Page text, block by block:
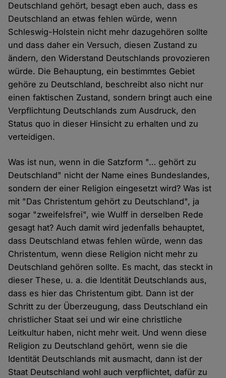
Deutschland gehört, besagt eben auch, dass es
Deutschland an etwas fehlen würde, wenn
Schleswig-Holstein nicht mehr dazugehören sollte
und dass daher ein Versuch, diesen Zustand zu
ändern, den Widerstand Deutschlands provozieren
würde. Die Behauptung, ein bestimmtes Gebiet
gehöre zu Deutschland, beschreibt also nicht nur
einen faktischen Zustand, sondern bringt auch eine
Verpflichtung Deutschlands zum Ausdruck, den
Status quo in dieser Hinsicht zu erhalten und zu
verteidigen.
Was ist nun, wenn in die Satzform "… gehört zu
Deutschland" nicht der Name eines Bundeslandes,
sondern der einer Religion eingesetzt wird? Was ist
mit "Das Christentum gehört zu Deutschland", ja
sogar "zweifelsfrei", wie Wulff in derselben Rede
gesagt hat? Auch damit wird jedenfalls behauptet,
dass Deutschland etwas fehlen würde, wenn das
Christentum, wenn diese Religion nicht mehr zu
Deutschland gehören sollte. Es macht, das steckt in
dieser These, u. a. die Identität Deutschlands aus,
dass es hier das Christentum gibt. Dann ist der
Schritt zu der Überzeugung, dass Deutschland ein
christlicher Staat sei und wir eine christliche
Leitkultur haben, nicht mehr weit. Und wenn diese
Religion zu Deutschland gehört, wenn sie die
Identität Deutschlands mit ausmacht, dann ist der
Staat Deutschland wohl auch verpflichtet, dafür zu